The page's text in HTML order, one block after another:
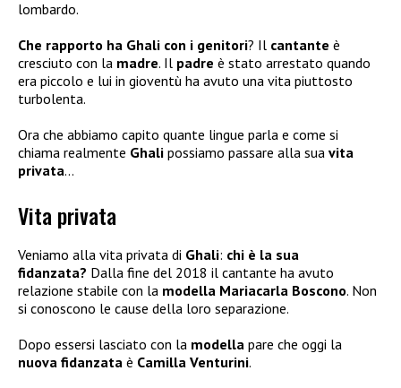
lombardo.
Che rapporto ha Ghali con i genitori? Il cantante è
cresciuto con la madre. Il padre è stato arrestato quando
era piccolo e lui in gioventù ha avuto una vita piuttosto
turbolenta.
Ora che abbiamo capito quante lingue parla e come si
chiama realmente Ghali possiamo passare alla sua vita
privata…
Vita privata
Veniamo alla vita privata di Ghali: chi è la sua
fidanzata? Dalla fine del 2018 il cantante ha avuto
relazione stabile con la modella Mariacarla Boscono. Non
si conoscono le cause della loro separazione.
Dopo essersi lasciato con la modella pare che oggi la
nuova fidanzata è Camilla Venturini.